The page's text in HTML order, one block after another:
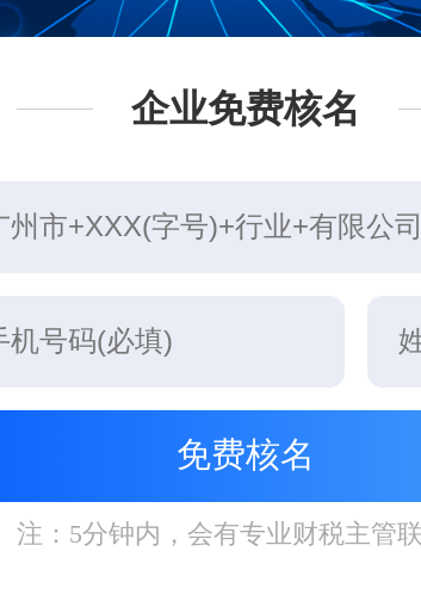
企业免费核名
注：5分钟内，会有专业财税主管